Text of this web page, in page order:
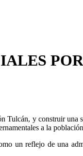
Tulcán, y construir una
a la
un reflejo de una